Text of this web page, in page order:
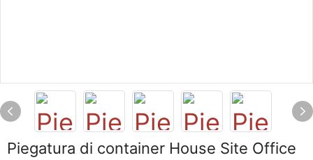
Piegatura di container House Site Office